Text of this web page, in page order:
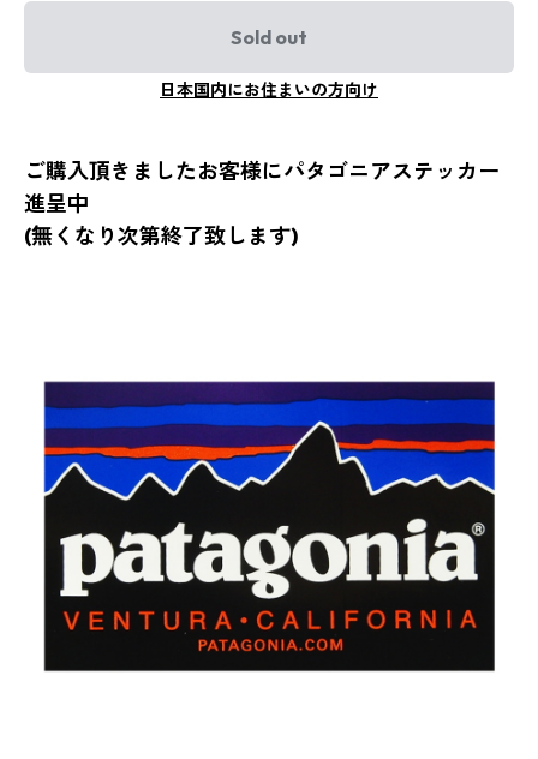
Sold out
日本国内にお住まいの方向け
ご購入頂きましたお客様にパタゴニアステッカー
進呈中
(無くなり次第終了致します)